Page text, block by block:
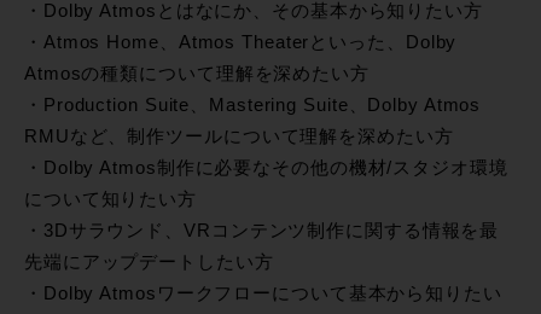
・Dolby Atmosとはなにか、その基本から知りたい方
・Atmos Home、Atmos Theaterといった、Dolby
Atmosの種類について理解を深めたい方
・Production Suite、Mastering Suite、Dolby Atmos
RMUなど、制作ツールについて理解を深めたい方
・Dolby Atmos制作に必要なその他の機材/スタジオ環境
について知りたい方
・3Dサラウンド、VRコンテンツ制作に関する情報を最
先端にアップデートしたい方
・Dolby Atmosワークフローについて基本から知りたい